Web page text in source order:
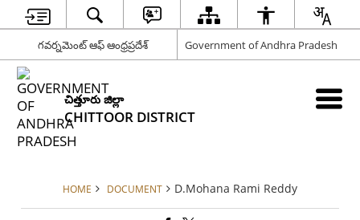
గవర్నమెంట్ ఆఫ్ ఆంధ్రప్రదేశ్ Government of Andhra Pradesh
చిత్తూరు జిల్లా
CHITTOOR DISTRICT
HOME DOCUMENT D.Mohana Rami Reddy